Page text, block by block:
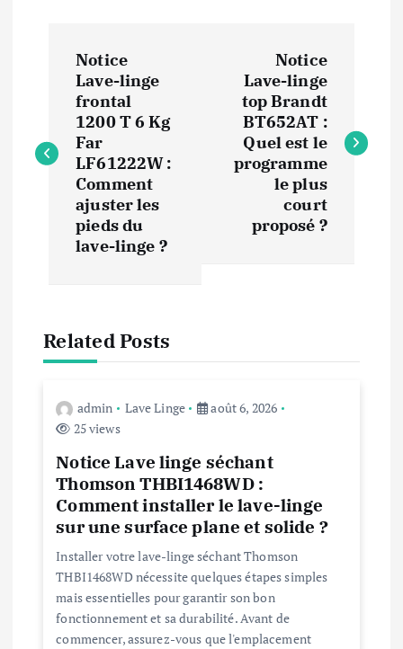
v
i
Notice
Lave-linge
frontal
1200 T 6 Kg
Far
LF61222W :
Comment
ajuster les
pieds du
lave-linge ?
Notice
Lave-linge
top Brandt
BT652AT :
Quel est le
programme
le plus
court
proposé ?
Related Posts
admin Lave Linge
août 6, 2026
25 views
Notice Lave linge séchant
Thomson THBI1468WD :
Comment installer le lave-linge
sur une surface plane et solide ?
Installer votre lave-linge séchant Thomson
THBI1468WD nécessite quelques étapes simples
mais essentielles pour garantir son bon
fonctionnement et sa durabilité. Avant de
commencer, assurez-vous que l'emplacement